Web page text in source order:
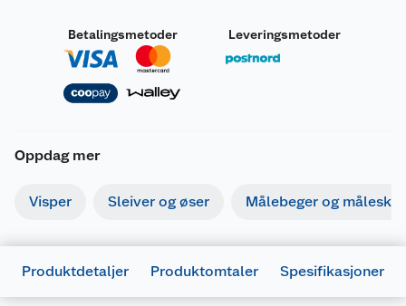
Betalingsmetoder Leveringsmetoder
Oppdag mer
Visper Sleiver og øser Målebeger og måleskje
Produktdetaljer Produktomtaler Spesifikasjoner